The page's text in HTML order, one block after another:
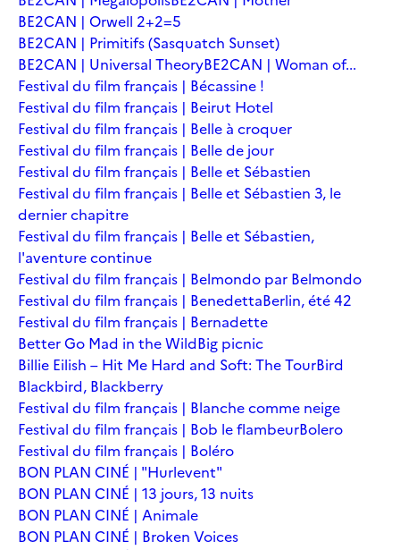
BE2CAN | Orwell 2+2=5
BE2CAN | Primitifs (Sasquatch Sunset)
BE2CAN | Universal TheoryBE2CAN | Woman of...
Festival du film français | Bécassine !
Festival du film français | Beirut Hotel
Festival du film français | Belle à croquer
Festival du film français | Belle de jour
Festival du film français | Belle et Sébastien
Festival du film français | Belle et Sébastien 3, le
dernier chapitre
Festival du film français | Belle et Sébastien,
l'aventure continue
Festival du film français | Belmondo par Belmondo
Festival du film français | BenedettaBerlin, été 42
Festival du film français | Bernadette
Better Go Mad in the WildBig picnic
Billie Eilish – Hit Me Hard and Soft: The TourBird
Blackbird, Blackberry
Festival du film français | Blanche comme neige
Festival du film français | Bob le flambeurBolero
Festival du film français | Boléro
BON PLAN CINÉ | "Hurlevent"
BON PLAN CINÉ | 13 jours, 13 nuits
BON PLAN CINÉ | Animale
BON PLAN CINÉ | Broken Voices